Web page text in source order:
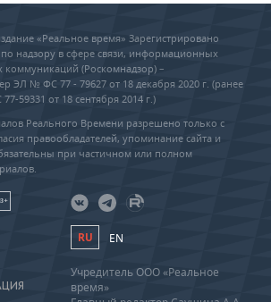
«Реальное время» Зарегистрировано
надзору в сфере связи, информационных
коммуникаций (Роскомнадзор) –
ЭЛ № ФС 77 - 79627 от 18 декабря 2020 г. (ранее
59331 от 18 сентября 2014 г.)
Реального Времени разрешено только с
правообладателей, упоминание сайта и
при частичном или полном
RU EN
Учредитель ООО «Реальное
время»